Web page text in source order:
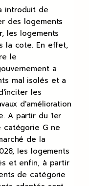
introduit de
des logements
les logements
la cote. En effet,
le
a
mal isolés et a
les
d'amélioration
A partir du 1er
catégorie G ne
de la
les logements
et enfin, à partir
de catégorie